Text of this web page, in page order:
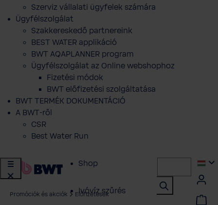
Szerviz vállalati ügyfelek számára
Ügyfélszolgálat
Szakkereskedő partnereink
BEST WATER applikáció
BWT AQAPLANNER program
Ügyfélszolgálat az Online webshophoz
Fizetési módok
BWT előfizetési szolgáltatása
BWT TERMÉK DOKUMENTÁCIÓ
A BWT-ről
CSR
Best Water Run
Shop
Ivóvíz szűrés
Promóciók és akciók Előfizetések